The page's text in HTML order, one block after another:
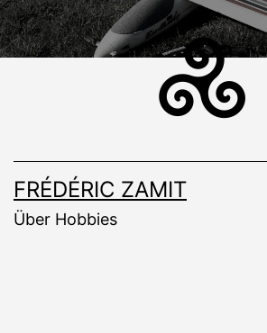
Zum
Inhalt
FRÉDÉRIC ZAMIT
Über Hobbies